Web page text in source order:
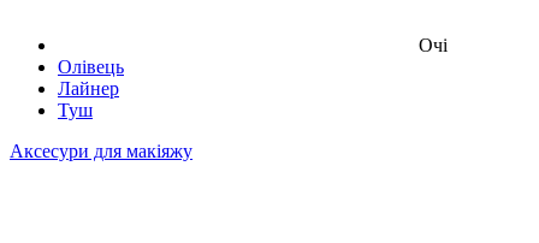
Очі
Олівець
Лайнер
Туш
Аксесури для макіяжу